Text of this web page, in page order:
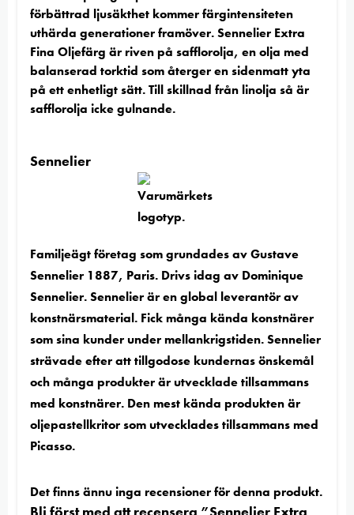
förbättrad ljusäkthet kommer färgintensiteten
uthärda generationer framöver. Sennelier Extra
Fina Oljefärg är riven på safflorolja, en olja med
balanserad torktid som återger en sidenmatt yta
på ett enhetligt sätt. Till skillnad från linolja så är
safflorolja icke gulnande.
Sennelier
Familjeägt företag som grundades av Gustave
Sennelier 1887, Paris. Drivs idag av Dominique
Sennelier. Sennelier är en global leverantör av
konstnärsmaterial. Fick många kända konstnärer
som sina kunder under mellankrigstiden. Sennelier
strävade efter att tillgodose kundernas önskemål
och många produkter är utvecklade tillsammans
med konstnärer. Den mest kända produkten är
oljepastellkritor som utvecklades tillsammans med
Picasso.
Det finns ännu inga recensioner för denna produkt.
Bli först med att recensera ”Sennelier Extra